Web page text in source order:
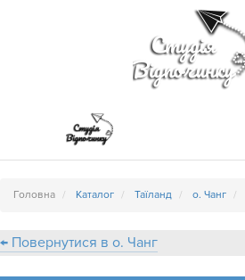
Головна Каталог Таїланд о. Чанг
← Повернутися в о. Чанг